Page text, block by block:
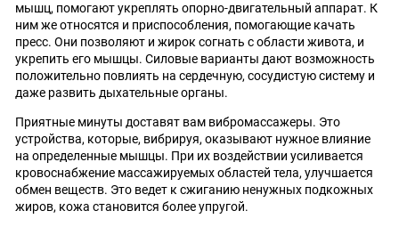
мышц, помогают укреплять опорно-двигательный аппарат. К
ним же относятся и приспособления, помогающие качать
пресс. Они позволяют и жирок согнать с области живота, и
укрепить его мышцы. Силовые варианты дают возможность
положительно повлиять на сердечную, сосудистую систему и
даже развить дыхательные органы.
Приятные минуты доставят вам вибромассажеры. Это
устройства, которые, вибрируя, оказывают нужное влияние
на определенные мышцы. При их воздействии усиливается
кровоснабжение массажируемых областей тела, улучшается
обмен веществ. Это ведет к сжиганию ненужных подкожных
жиров, кожа становится более упругой.